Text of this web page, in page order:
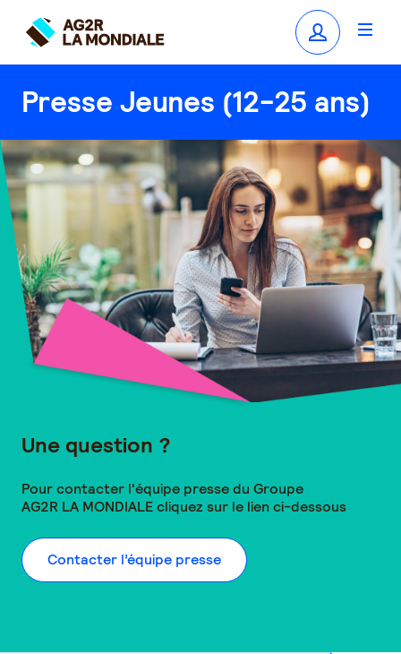
Presse Jeunes (12-25 ans)
Une question ?
Pour contacter l'équipe presse du Groupe
AG2R LA MONDIALEcliquez sur le lien ci-dessous
Contacter l’équipe presse